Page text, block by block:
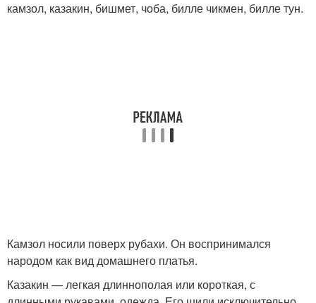
камзол, казакин, бишмет, чоба, билле чикмен, билле тун.
Камзол носили поверх рубахи. Он воспринимался
народом как вид домашнего платья.
Казакин — легкая длиннополая или короткая, с